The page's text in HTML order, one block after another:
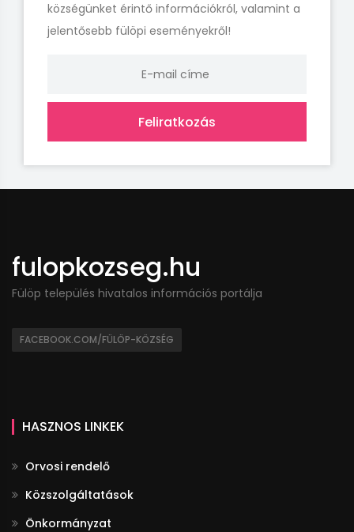
községünket érintő információkról, valamint a
jelentősebb fülöpi eseményekről!
Feliratkozás
fulopkozseg.hu
Fülöp település hivatalos információs portálja
FACEBOOK.COM/FÜLÖP-KÖZSÉG
HASZNOS LINKEK
Orvosi rendelő
Közszolgáltatások
Önkormányzat